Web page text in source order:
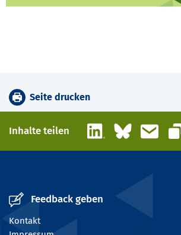
Seite drucken
Inhalte teilen LinkedInBlueskyE-
Feedback geben
Kontakt